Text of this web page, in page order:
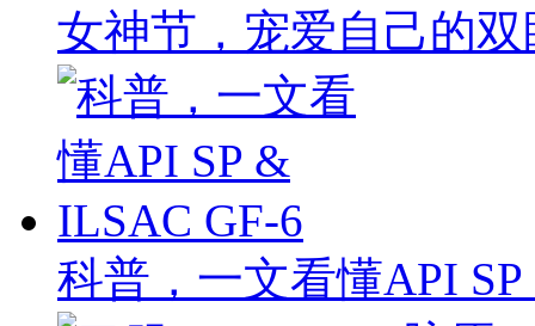
女神节，宠爱自己的
科普，一文看懂API